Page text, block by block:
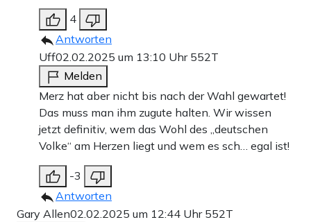
4
Antworten
Uff02.02.2025 um 13:10 Uhr 552T
Melden
Merz hat aber nicht bis nach der Wahl gewartet!
Das muss man ihm zugute halten. Wir wissen
jetzt definitiv, wem das Wohl des „deutschen
Volke“ am Herzen liegt und wem es sch… egal ist!
-3
Antworten
Gary Allen02.02.2025 um 12:44 Uhr 552T